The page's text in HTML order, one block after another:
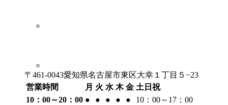
〒461-0043愛知県名古屋市東区大幸１丁目５−23
営業時間
月 火 水 木 金 土日祝
10：00～20：00 ● ● ● ● ● 10：00～17：00